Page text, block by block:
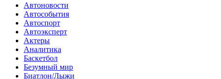
Автоновости
Автособытия
Автоспорт
Автоэксперт
Актеры
Аналитика
Баскетбол
Безумный мир
Биатлон/Лыжи